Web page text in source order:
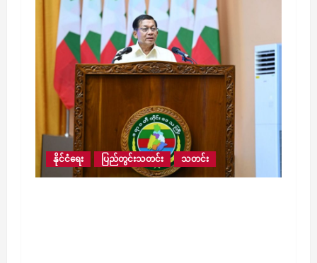
နိုင်ငံရေး ပြည်တွင်းသတင်း သတင်း